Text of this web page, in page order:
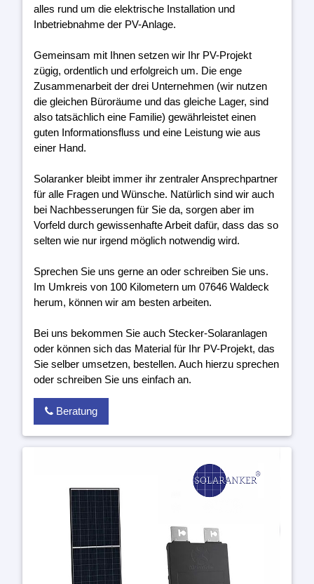
alles rund um die elektrische Installation und
Inbetriebnahme der PV-Anlage.
Gemeinsam mit Ihnen setzen wir Ihr PV-Projekt
zügig, ordentlich und erfolgreich um. Die enge
Zusammenarbeit der drei Unternehmen (wir nutzen
die gleichen Büroräume und das gleiche Lager, sind
also tatsächlich eine Familie) gewährleistet einen
guten Informationsfluss und eine Leistung wie aus
einer Hand.
Solaranker bleibt immer ihr zentraler Ansprechpartner
für alle Fragen und Wünsche. Natürlich sind wir auch
bei Nachbesserungen für Sie da, sorgen aber im
Vorfeld durch gewissenhafte Arbeit dafür, dass das so
selten wie nur irgend möglich notwendig wird.
Sprechen Sie uns gerne an oder schreiben Sie uns.
Im Umkreis von 100 Kilometern um 07646 Waldeck
herum, können wir am besten arbeiten.
Bei uns bekommen Sie auch Stecker-Solaranlagen
oder können sich das Material für Ihr PV-Projekt, das
Sie selber umsetzen, bestellen. Auch hierzu sprechen
oder schreiben Sie uns einfach an.
Beratung